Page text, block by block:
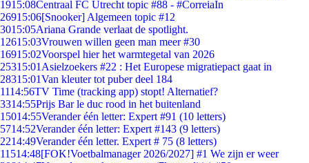
1915:08Centraal FC Utrecht topic #88 - #CorreiaIn
26915:06[Snooker] Algemeen topic #12
3015:05Ariana Grande verlaat de spotlight.
12615:03Vrouwen willen geen man meer #30
16915:02Voorspel hier het warmtegetal van 2026
25315:01 Asielzoekers #22 : Het Europese migratiepact gaat in
28315:01Van kleuter tot puber deel 184
1114:56TV Time (tracking app) stopt! Alternatief?
3314:55Prijs Bar le duc rood in het buitenland
15014:55Verander één letter: Expert #91 (10 letters)
5714:52Verander één letter: Expert #143 (9 letters)
2214:49Verander één letter. Expert # 75 (8 letters)
11514:48[FOK!Voetbalmanager 2026/2027] #1 We zijn er weer